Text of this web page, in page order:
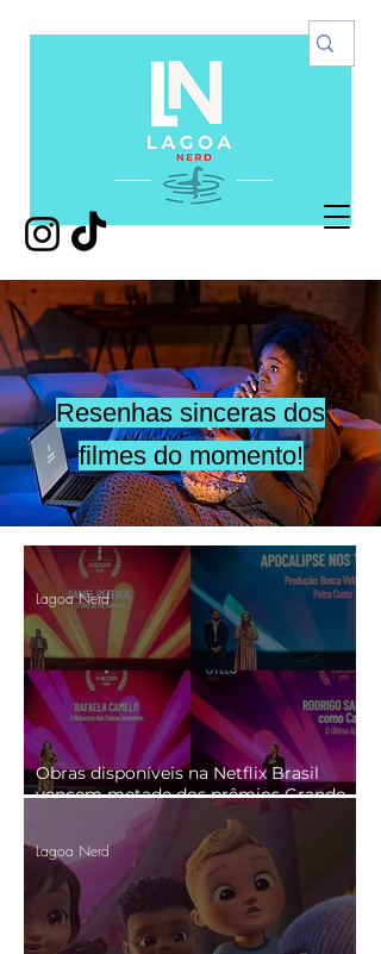
Resenhas sinceras dos
filmes do momento!
Obras disponíveis na Netflix Brasil
vencem metade dos prêmios Grande
Lagoa Nerd
Lagoa Nerd